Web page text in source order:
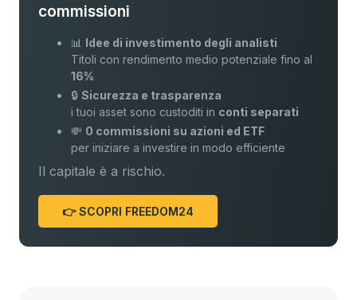
commissioni
📊 Idee di investimento degli analisti
Titoli con rendimento medio potenziale fino al
16%
🔒Sicurezza e trasparenza
i tuoi asset sono custoditi in conti separati
💸 0 commissioni su azioni ed ETF
per iniziare a investire in modo efficiente
Il capitale è a rischio.
👉 SCOPRI FREEDOM24